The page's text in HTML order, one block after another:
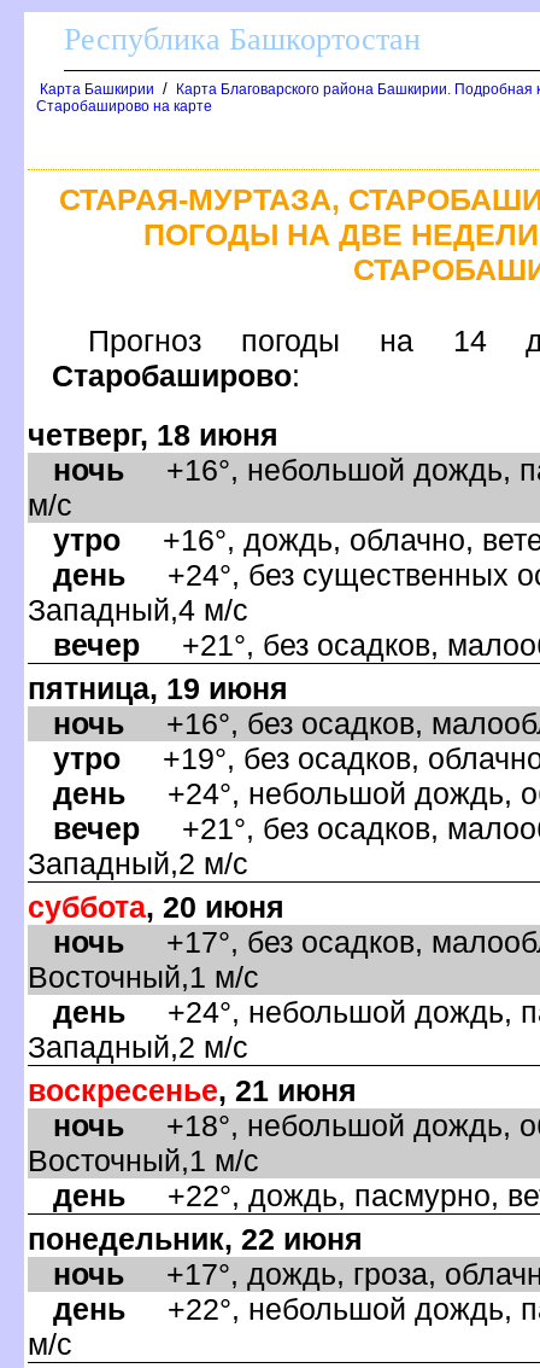
Республика Башкортостан
Карта Башкирии /
Карта Благоварского района Башкирии. Подробная
Старобаширово на карте
СТАРАЯ-МУРТАЗА,
ПОГОДЫ НА ДВЕ НЕДЕЛИ
Прогноз погоды на
Старобаширово:
четверг, 18 июня
ночь +16°, небольшой дождь,
м/с
утро +16°, дождь, облачно,
день +24°, без существенных
Западный,4 м/с
ечер +21°, без осадков,
пятница, 19 июня
ночь +16°, без осадков,
утро +19°, без осадков,
день +24°, небольшой дождь,
ечер +21°, без осадков,
Западный,2 м/с
суббота, 20 июня
ночь +17°, без осадков,
осточный,1 м/с
день +24°, небольшой дождь,
Западный,2 м/с
оскресенье, 21 июня
ночь +18°, небольшой дождь,
осточный,1 м/с
день +22°, дождь, пасмурно,
понедельник, 22 июня
ночь +17°, дождь, гроза,
день +22°, небольшой дождь,
м/с